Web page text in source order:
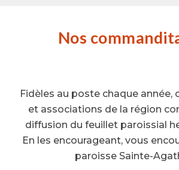
Nos
Fidèles au poste chaque année,
et associations de la région
diffusion du feuillet paroissial
En les encourageant, vous
paroisse Sainte-